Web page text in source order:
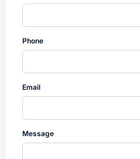
Phone
Email
Message